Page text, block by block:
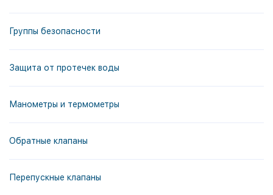
Группы безопасности
Защита от протечек воды
Манометры и термометры
Обратные клапаны
Перепускные клапаны